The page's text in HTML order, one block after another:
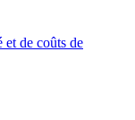
et de coûts de